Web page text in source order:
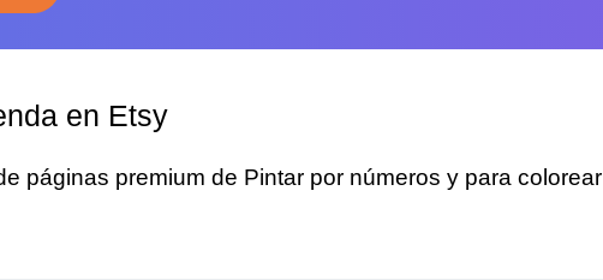
en Etsy
páginas premium de Pintar por números y para colorear